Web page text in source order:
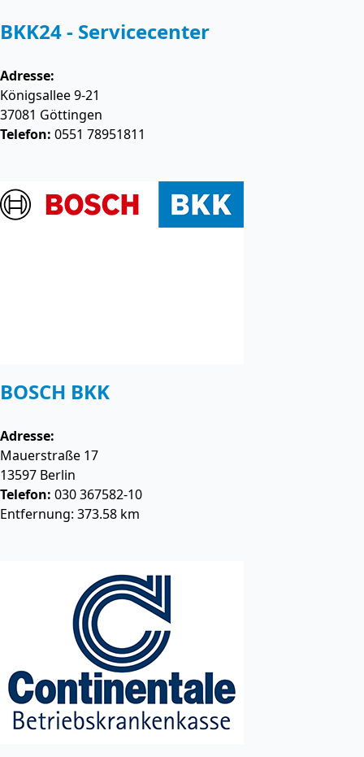
BKK24 - Servicecenter
Adresse:
Königsallee 9-21
37081 Göttingen
Telefon: 0551 78951811
BOSCH BKK
Adresse:
Mauerstraße 17
13597 Berlin
Telefon: 030 367582-10
Entfernung: 373.58 km